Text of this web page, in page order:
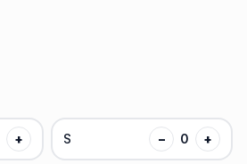
+ S − 0 +